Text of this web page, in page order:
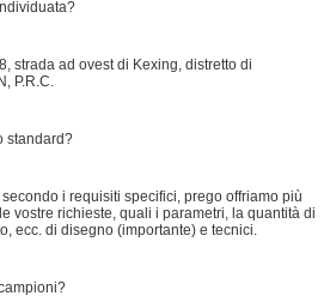
strada ad ovest di Kexing, distretto di
P.R.C.
standard?
i requisiti specifici, prego offriamo più
vostre richieste, quali i parametri, la quantità di
ecc. di disegno (importante) e tecnici.